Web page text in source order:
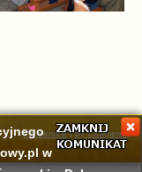
Pc Service|by Chaqierek
w